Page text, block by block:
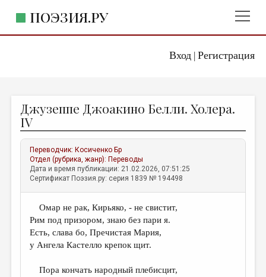
Вход| Регистрация
ПОЭЗИЯ.РУ
ЖАНРЫ
АВТОРЫ
КОММЕНТАРИИ
ЛИТСАЛОН
ПРАВИЛА САЙТА
ОТДЕЛЫ И РУБРИКИ
Джузеппе Джоакино Белли. Холера.
IV
Переводчик: Косиченко Бр
Отдел (рубрика, жанр): Переводы
Дата и время публикации: 21.02.2026, 07:51:25
Сертификат Поэзия.ру: серия 1839 № 194498
Омар не рак, Кирьяко, - не свистит,
Рим под призором, знаю без пари я.
Есть, слава бо, Пречистая Мария,
у Ангела Кастелло крепок щит.
Пора кончать народный плебисцит,